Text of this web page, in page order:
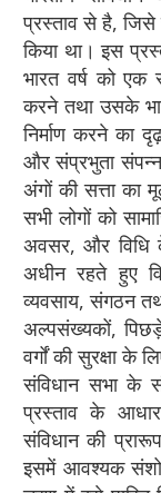
प्रस्ताव से है, जिसे
किया था। इस
भारत वर्ष को एक
करने तथा उसके
निर्माण करने का
और संप्रभुता
अंगों की सत्ता का
सभी लोगों को
अवसर, और विधि
अधीन रहते हुए
व्यवसाय, संगठन
अल्पसंख्यकों,
वर्गों की सुरक्षा के
संविधान सभा के
प्रस्ताव के
संविधान की
इसमें आवश्यक